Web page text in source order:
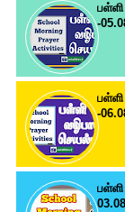
-
-